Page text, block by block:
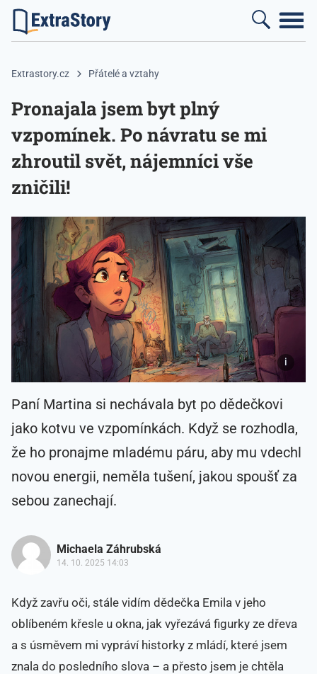
Extrastory.cz Přátelé a vztahy
Pronajala jsem byt plný
vzpomínek. Po návratu se mi
zhroutil svět, nájemníci vše
zničili!
Paní Martina si nechávala byt po dědečkovi
jako kotvu ve vzpomínkách. Když se rozhodla,
že ho pronajme mladému páru, aby mu vdechl
novou energii, neměla tušení, jakou spoušť za
sebou zanechají.
Michaela Záhrubská
14. 10. 2025 14:03
Když zavřu oči, stále vidím dědečka Emila v jeho
oblíbeném křesle u okna, jak vyřezává figurky ze dřeva
a s úsměvem mi vypráví historky z mládí, které jsem
znala do posledního slova – a přesto jsem je chtěla